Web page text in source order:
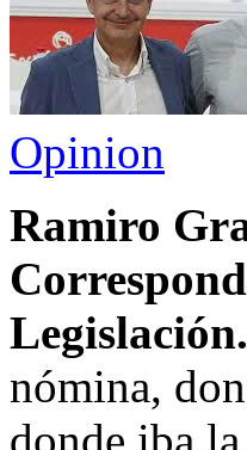
Opinion
Ramiro
Legislación.
nómina,